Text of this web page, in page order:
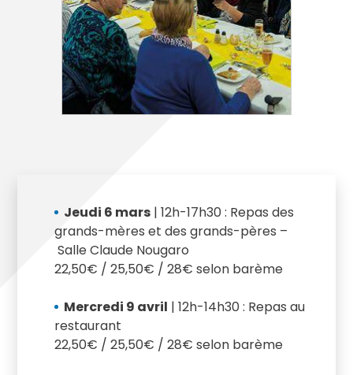
Jeudi 6 mars| 12h-17h30 : Repas des
grands-mères et des grands-pères –
Salle Claude Nougaro
22,50€ / 25,50€ / 28€ selon barème
Mercredi 9 avril | 12h-14h30 : Repas au
restaurant
22,50€ / 25,50€ / 28€ selon barème